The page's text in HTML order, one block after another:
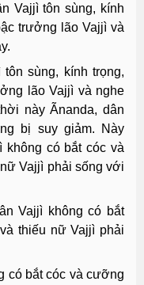
Vajjì tôn sùng, kính
trưởng lão Vajjì và
sùng, kính trọng,
lão Vajjì và nghe
này Ãnanda, dân
bị suy giảm. Này
không có bắt cóc và
Vajjì phải sống với
Vajjì không có bắt
thiếu nữ Vajjì phải
có bắt cóc và cưỡng